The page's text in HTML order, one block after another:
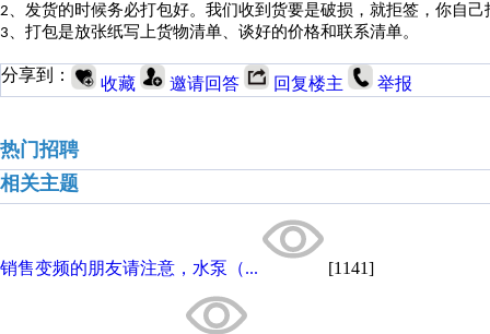
2 、发货的时候务必打包好。我们收到货要是破损，就拒签，你自
3 、打包是放张纸写上货物清单、谈好的价格和联系清单。
分享到： 收藏 邀请回答 回复楼主 举报
热门招聘
相关主题
销售变频的朋友请注意，水泵（... [1141]